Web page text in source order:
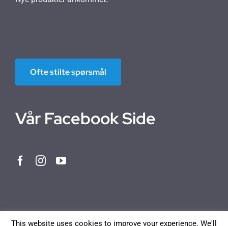
Ofte stilte spørsmål
Vår Facebook Side
This website uses cookies to improve your experience. We'll